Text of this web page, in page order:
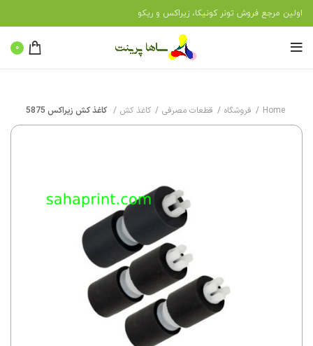
اولین مرجع فروش تونر کونیکا، زیراکس و ریکو
0
Home فروشگاه قطعات مصرفی کاغذ کش کاغذ کش زیراکس 5875